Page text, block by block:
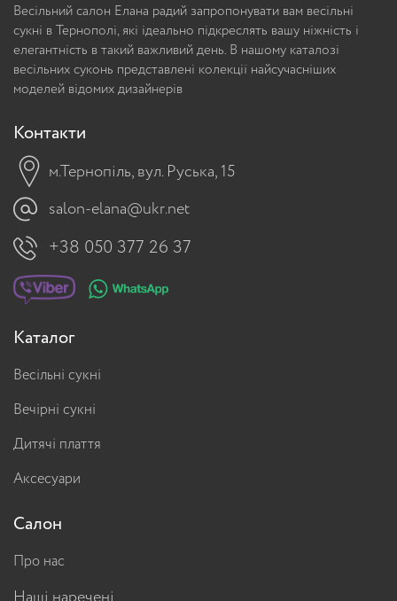
Весільний салон Елана радий запропонувати вам весільні
сукні в Тернополі, які ідеально підкреслять вашу ніжність і
елегантність в такий важливий день. В нашому каталозі
весільних суконь представлені колекції найсучасніших
моделей відомих дизайнерів
Контакти
м.Тернопіль, вул. Руська, 15
salon-elana@ukr.net
+38 050 377 26 37
Каталог
Весільні сукні
Вечірні сукні
Дитячі плаття
Аксесуари
Салон
Про нас